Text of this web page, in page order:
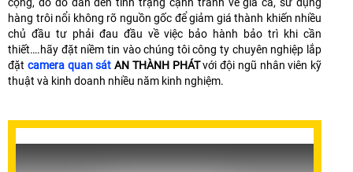
hàng trôi nổi không rõ nguồn gốc để giảm giá thành khiến nhiều
chủ đầu tư phải đau đầu về việc bảo hành bảo trì khi cần
thiết….hãy đặt niềm tin vào chúng tôi công ty chuyên nghiệp lắp
đặt camera quan sát AN THÀNH PHÁTvới đội ngũ nhân viên kỹ
thuật và kinh doanh nhiều năm kinh nghiệm.